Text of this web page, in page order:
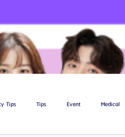
Tips Tips Event Medical